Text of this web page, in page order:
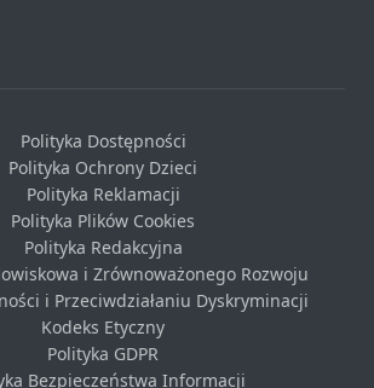
Polityka Dostępności
Polityka Ochrony Dzieci
Polityka Reklamacji
Polityka Plików Cookies
Polityka Redakcyjna
i Zrównoważonego Rozwoju
i Przeciwdziałaniu Dyskryminacji
Kodeks Etyczny
Polityka GDPR
Bezpieczeństwa Informacji